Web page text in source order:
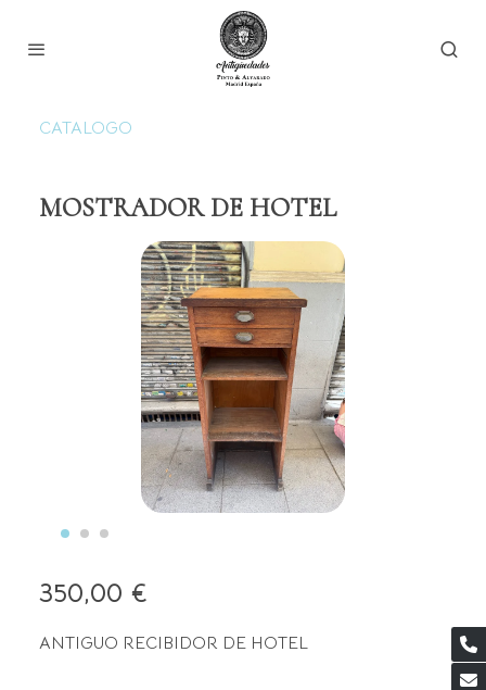
CATALOGO
MOSTRADOR DE HOTEL
350,00 €
ANTIGUO RECIBIDOR DE HOTEL